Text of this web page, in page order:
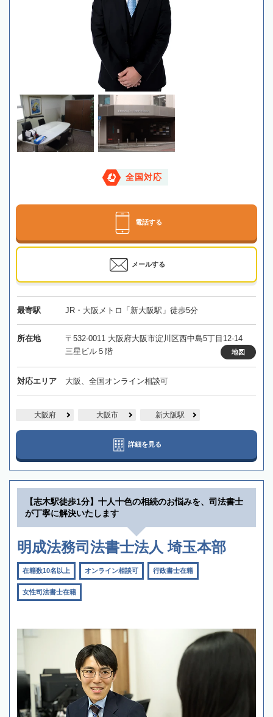
全国対応
電話する
メールする
最寄駅 JR・大阪メトロ「新大阪駅」徒歩5分
所在地
〒532-0011 大阪府大阪市淀川区西中島5丁目12-14
三星ビル５階
地図
対応エリア 大阪、全国オンライン相談可
大阪府 大阪市 新大阪駅
詳細を見る
【志木駅徒歩1分】十人十色の相続のお悩みを、司法書士
が丁寧に解決いたします
明成法務司法書士法人 埼玉本部
在籍数10名以上 オンライン相談可 行政書士在籍
女性司法書士在籍